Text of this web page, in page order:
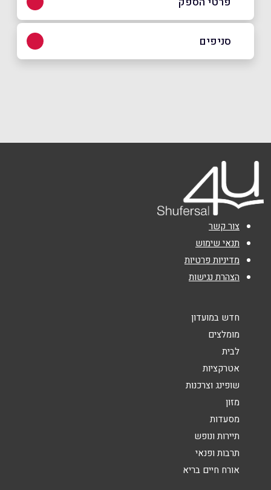
באתר בפייסבוק
טלפון
אימייל*
נושא*
אנא חזרו אלי בקשר ל...
סניפים
צור קשר
תנאי שימוש
מדיניות פרטיות
הצהרת נגישות
חדש במועדון
מומלצים
לבית
אטרקציות
שופינג וצרכנות
מזון
מסעדות
תיירות ונופש
תרבות ופנאי
אורח חיים בריא